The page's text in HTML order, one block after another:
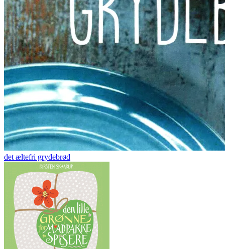
det æltefri grydebrød